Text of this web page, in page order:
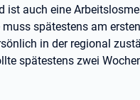
auch eine
spätestens am
in der regional
spätestens zwei